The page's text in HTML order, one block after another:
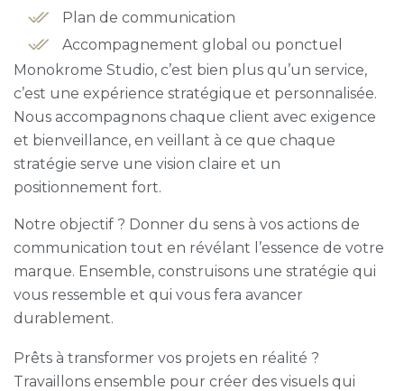
Plan de communication
Accompagnement global ou ponctuel
Monokrome Studio, c’est bien plus qu’un service,
c’est une expérience stratégique et personnalisée.
Nous accompagnons chaque client avec exigence
et bienveillance, en veillant à ce que chaque
stratégie serve une vision claire et un
positionnement fort.
Notre objectif ? Donner du sens à vos actions de
communication tout en révélant l’essence de votre
marque. Ensemble, construisons une stratégie qui
vous ressemble et qui vous fera avancer
durablement.
Prêts à transformer vos projets en réalité ?
Travaillons ensemble pour créer des visuels qui